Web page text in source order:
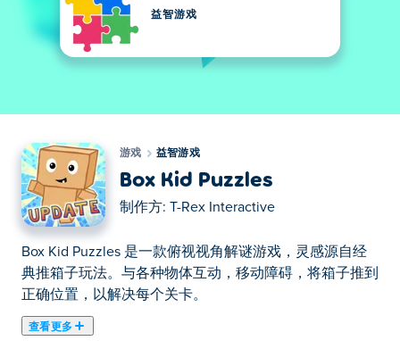
益智游戏
游戏 益智游戏
Box Kid Puzzles
制作方: T-Rex Interactive
Box Kid Puzzles 是一款俯视视角解谜游戏，灵感源自经
典推箱子玩法。与各种物体互动，移动障碍，将箱子推到
正确位置，以解决每个关卡。
查看更多